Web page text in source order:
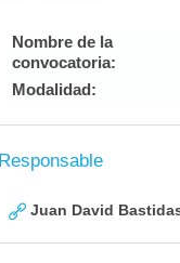
Nombre de la
convocatoria:
Modalidad:
Responsable
Juan David